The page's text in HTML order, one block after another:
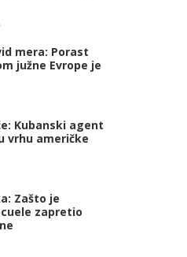
mera: Porast
južne Evrope je
Kubanski agent
vrhu američke
Zašto je
zapretio